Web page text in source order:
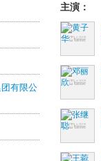
有限公
主演：